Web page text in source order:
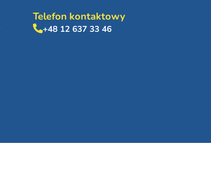
Telefon kontaktowy
+48 12 637 33 46